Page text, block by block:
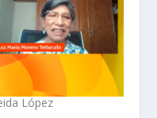
López